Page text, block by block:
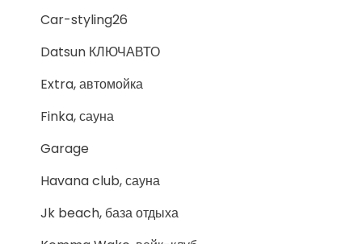
Car-styling26
Datsun КЛЮЧАВТО
Extra, автомойка
Finka, сауна
Garage
Havana club, сауна
Jk beach, база отдыха